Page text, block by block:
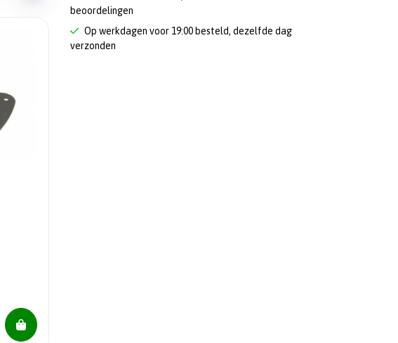
beoordelingen
Op werkdagen voor 19:00 besteld, dezelfde dag
verzonden